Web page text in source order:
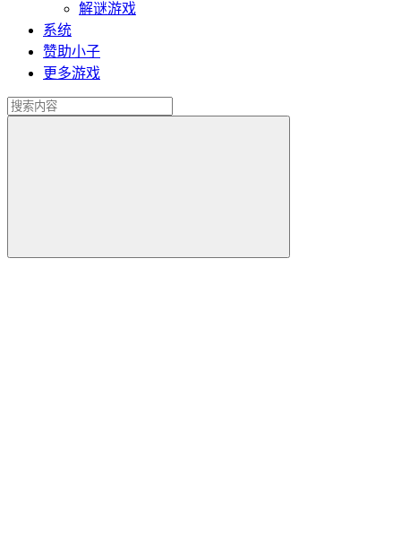
解谜游戏
系统
赞助小子
更多游戏